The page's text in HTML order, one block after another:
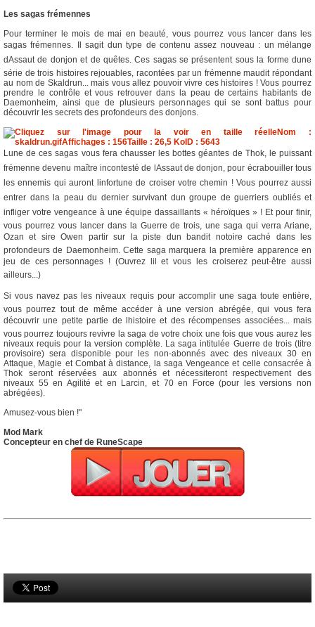
Les sagas frémennes
Pour terminer le mois de mai en beauté, vous pourrez vous lancer dans les
sagas frémennes. Il sagit dun type de contenu assez nouveau : un mélange
dAssaut de donjon et de quêtes. Ces sagas se présentent sous la forme dune
série de trois histoires rejouables, racontées par un frémenne maudit répondant
au nom de Skaldrun... mais vous allez pouvoir vivre ces histoires ! Vous pourrez
prendre le contrôle et vous retrouver dans la peau de certains habitants de
Daemonheim, ainsi que de plusieurs personnages qui se sont battus pour
découvrir les secrets des profondeurs des donjons.
Lune de ces sagas vous fera chausser les bottes géantes de Thok, le puissant
frémenne devenu maître incontesté de lAssaut de donjon, pour écrabouiller tous
les ennemis qui auront linfortune de croiser votre chemin ! Vous pourrez aussi
entrer dans la peau du dernier survivant dun groupe de guerriers oubliés et
infliger votre vengeance à une équipe dassaillants « héroïques » ! Et pour finir,
vous pourrez vous lancer dans la Guerre de trois, une saga qui verra Ariane,
Ozan et sire Owen partir sur la piste dun bandit notoire caché dans les
profondeurs de Daemonheim. Cette saga marquera la première apparence en
jeu de ces personnages ! (Ouvrez lil et vous les croiserez peut-être aussi
ailleurs...)
Si vous navez pas les niveaux requis pour accomplir une saga toute entière,
vous pourrez tout de même accéder à une version abrégée, qui vous fera
découvrir une petite partie de lhistoire et des récompenses associées... mais
vous pourrez toujours revivre la saga de votre choix une fois que vous aurez les
niveaux requis pour la version complète. La saga intitulée Guerre de trois (titre
provisoire) sera disponible pour les non-abonnés avec des niveaux 30 en
Attaque, Magie et Combat à distance, la saga Vengeance et celle consacrée à
Thok seront réservées aux abonnés et nécessiteront respectivement des
niveaux 55 en Agilité et en Larcin, et 70 en Force (pour les versions non
abrégées).
Amusez-vous bien !"
Mod Mark
Concepteur en chef de RuneScape